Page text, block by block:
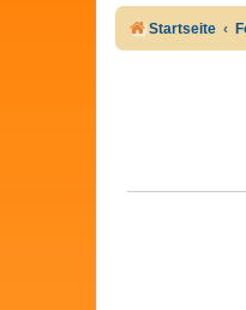
Startseite